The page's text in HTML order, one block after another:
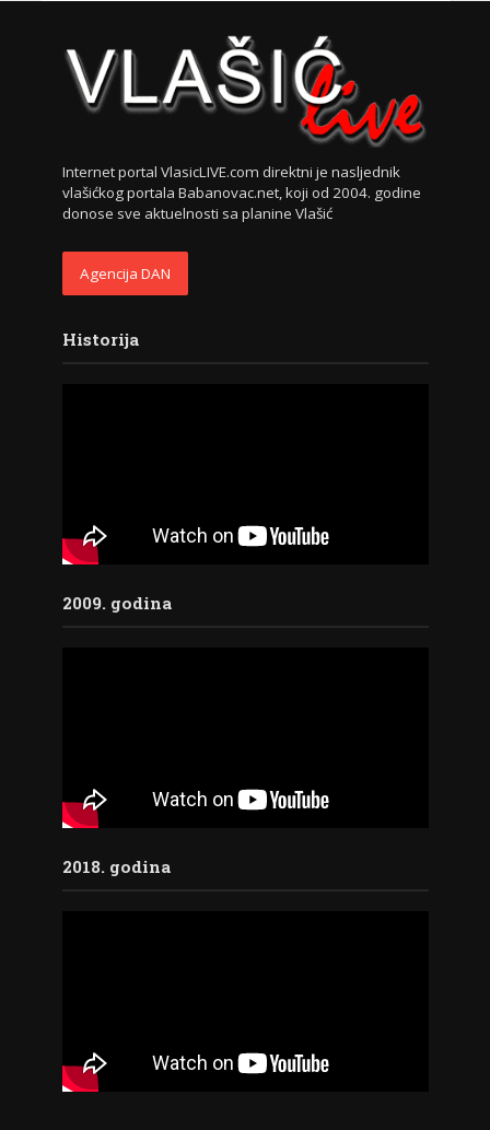
Internet portal VlasicLIVE.com direktni je nasljednik
vlašićkog portala Babanovac.net, koji od 2004. godine
donose sve aktuelnosti sa planine Vlašić
Agencija DAN
Historija
2009. godina
2018. godina